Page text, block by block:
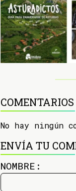
COMENTARIOS
No hay ningún
ENVÍA TU
NOMBRE: